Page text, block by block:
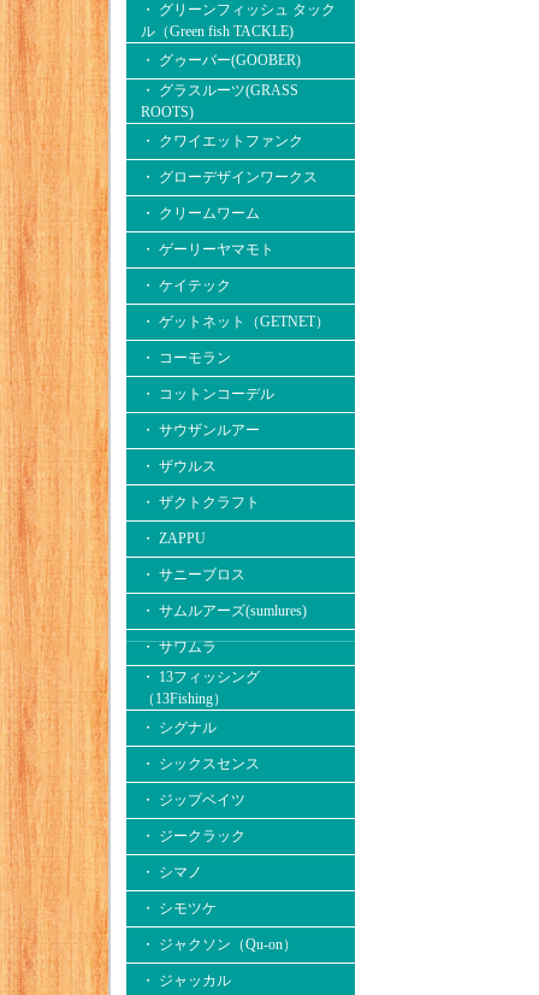
・ グリーンフィッシュ タック
ル（Green fish TACKLE)
・ グゥーバー(GOOBER)
・ グラスルーツ(GRASS
ROOTS)
・ クワイエットファンク
・ グローデザインワークス
・ クリームワーム
・ ゲーリーヤマモト
・ ケイテック
・ ゲットネット（GETNET）
・ コーモラン
・ コットンコーデル
・ サウザンルアー
・ ザウルス
・ ザクトクラフト
・ ZAPPU
・ サニーブロス
・ サムルアーズ(sumlures)
・ サワムラ
・ 13フィッシング
（13Fishing）
・ シグナル
・ シックスセンス
・ ジップベイツ
・ ジークラック
・ シマノ
・ シモツケ
・ ジャクソン（Qu-on）
・ ジャッカル